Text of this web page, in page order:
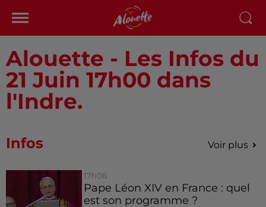
Alouette - Les Infos du
21 Juin 17h00 dans
l'Indre.
Infos Voir plus
17h06
Pape Léon XIV en France : quel
est son programme ?